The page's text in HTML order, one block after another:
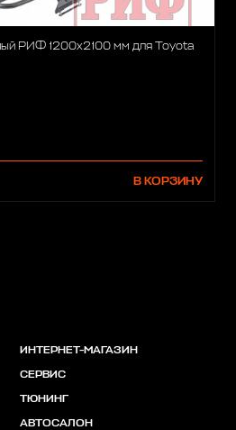
РИФ 1200х2100 мм для Toyota
В КОРЗИНУ
ИНТЕРНЕТ-МАГАЗИН
СЕРВИС
ТЮНИНГ
АВТОСАЛОН